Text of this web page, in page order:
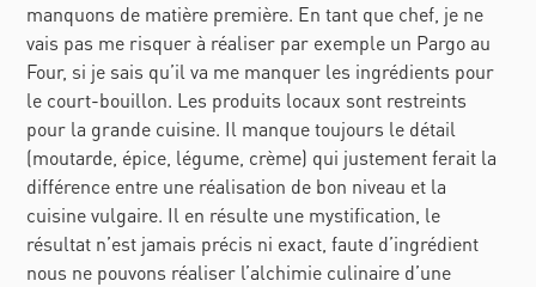
manquons de matière première. En tant que chef, je ne
vais pas me risquer à réaliser par exemple un Pargo au
Four, si je sais qu’il va me manquer les ingrédients pour
le court-bouillon. Les produits locaux sont restreints
pour la grande cuisine. Il manque toujours le détail
(moutarde, épice, légume, crème) qui justement ferait la
différence entre une réalisation de bon niveau et la
cuisine vulgaire. Il en résulte une mystification, le
résultat n’est jamais précis ni exact, faute d’ingrédient
nous ne pouvons réaliser l’alchimie culinaire d’une